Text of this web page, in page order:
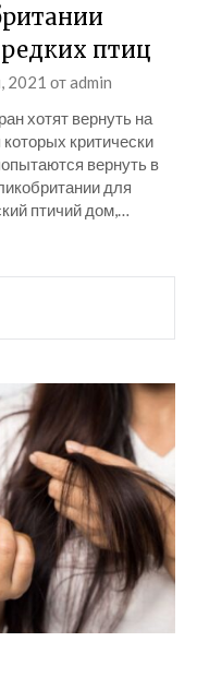
птиц
2021 отadmin
хотят вернуть на
критически
вернуть в
для
птичий дом,…